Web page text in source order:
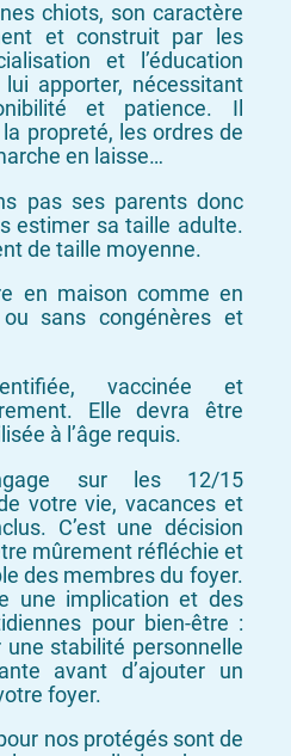
chiots, son caractère
et construit par les
et l’éducation
apporter, nécessitant
et patience. Il
propreté, les ordres de
en laisse…
pas ses parents donc
estimer sa taille adulte.
de taille moyenne.
en maison comme en
sans congénères et
vaccinée et
Elle devra être
à l’âge requis.
sur les 12/15
votre vie, vacances et
C’est une décision
mûrement réfléchie et
des membres du foyer.
une implication et des
pour bien-être :
une stabilité personnelle
avant d’ajouter un
foyer.
nos protégés sont de